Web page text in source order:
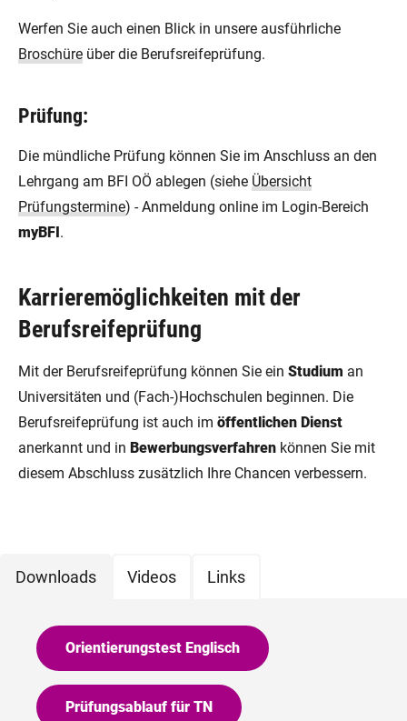
Werfen Sie auch einen Blick in unsere ausführliche
Broschüre über die Berufsreifeprüfung.
Prüfung:
Die mündliche Prüfung können Sie im Anschluss an den
Lehrgang am BFI OÖ ablegen (siehe Übersicht
Prüfungstermine) - Anmeldung online im Login-Bereich
myBFI .
Karrieremöglichkeiten mit der
Berufsreifeprüfung
Mit der Berufsreifeprüfung können Sie ein Studium an
Universitäten und (Fach-)Hochschulen beginnen. Die
Berufsreifeprüfung ist auch im öffentlichen Dienst
anerkannt und in Bewerbungsverfahren können Sie mit
diesem Abschluss zusätzlich Ihre Chancen verbessern.
Downloads Videos Links
Orientierungstest Englisch
Prüfungsablauf für TN